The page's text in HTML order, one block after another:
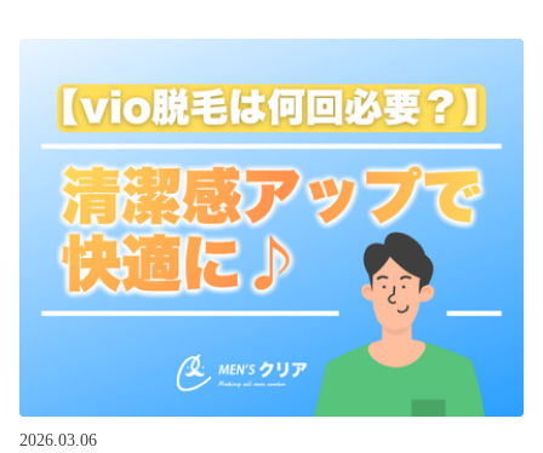
2026.03.06